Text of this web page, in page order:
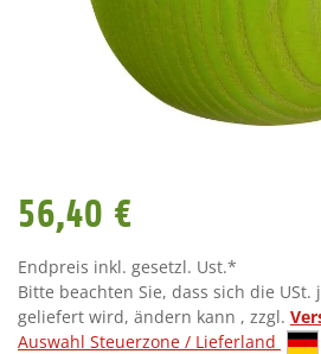
56,40 €
Endpreis inkl. gesetzl. Ust.*
Bitte beachten Sie, dass sich die USt.
geliefert wird, ändern kann , zzgl.
Auswahl Steuerzone / Lieferland